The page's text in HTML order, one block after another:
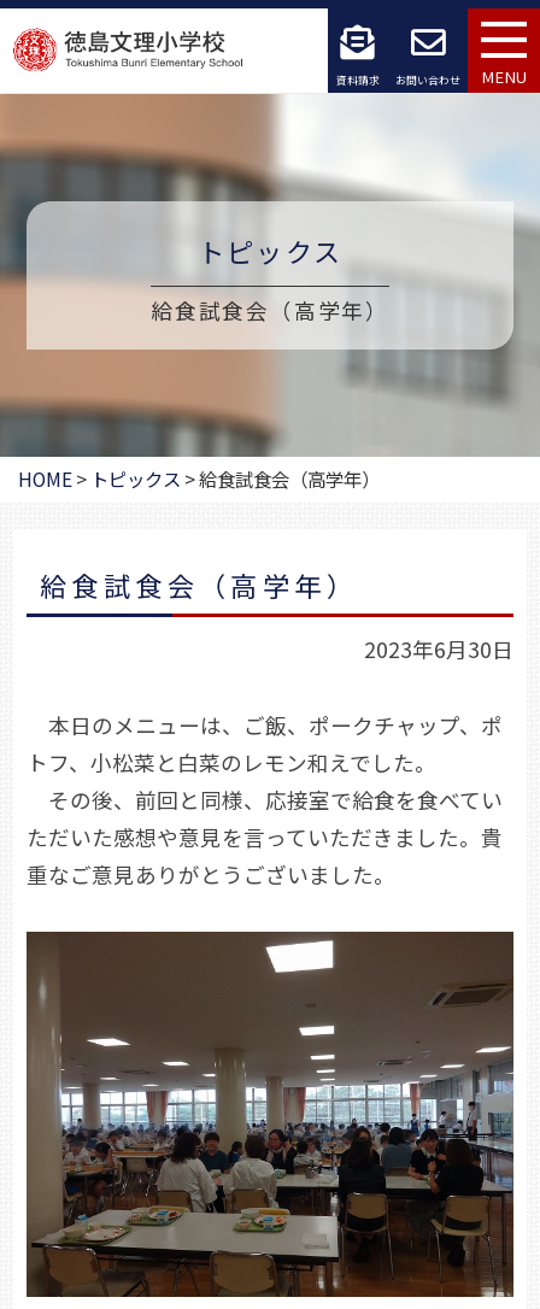
コ
ン
ン
ッ
資料請求 お問い合わせ MENU
トピックス
給食試食会（高学年）
HOME> トピックス >給食試食会（高学年）
給食試食会（高学年）
2023年6月30日
本日のメニューは、ご飯、ポークチャップ、ポ
トフ、小松菜と白菜のレモン和えでした。
その後、前回と同様、応接室で給食を食べてい
ただいた感想や意見を言っていただきました。貴
重なご意見ありがとうございました。